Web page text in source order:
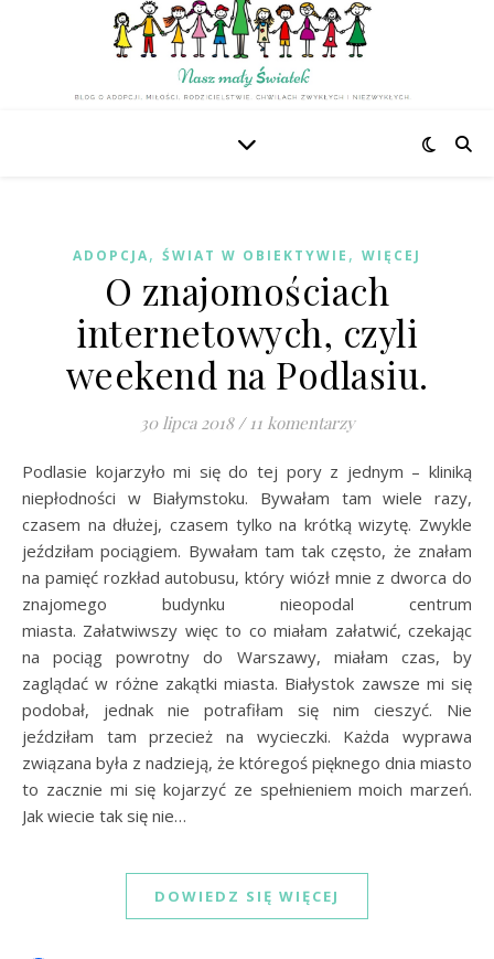
ADOPCJA, ŚWIAT W OBIEKTYWIE , WIĘCEJ
O znajomościach
internetowych, czyli
weekend na Podlasiu.
30 lipca 2018 / 11 komentarzy
Podlasie kojarzyło mi się do tej pory z jednym – kliniką
niepłodności w Białymstoku. Bywałam tam wiele razy,
czasem na dłużej, czasem tylko na krótką wizytę. Zwykle
jeździłam pociągiem. Bywałam tam tak często, że znałam
na pamięć rozkład autobusu, który wiózł mnie z dworca do
znajomego budynku nieopodal centrum
miasta. Załatwiwszy więc to co miałam załatwić, czekając
na pociąg powrotny do Warszawy, miałam czas, by
zaglądać w różne zakątki miasta. Białystok zawsze mi się
podobał, jednak nie potrafiłam się nim cieszyć. Nie
jeździłam tam przecież na wycieczki. Każda wyprawa
związana była z nadzieją, że któregoś pięknego dnia miasto
to zacznie mi się kojarzyć ze spełnieniem moich marzeń.
Jak wiecie tak się nie…
DOWIEDZ SIĘ WIĘCEJ